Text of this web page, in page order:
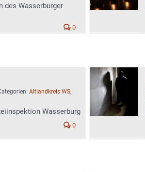
des Wasserburger
0
Altlandkreis WS,
Wasserburg
0